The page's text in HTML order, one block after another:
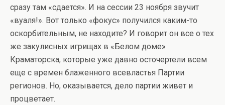
сразу там «сдается». И на сессии 23 ноября звучит
«вуаля!». Вот только «фокус» получился каким-то
оскорбительным, не находите? И говорит он все о тех
же закулисных игрищах в «Белом доме»
Краматорска, которые уже давно осточертели всем
еще с времен блаженного всевластья Партии
регионов. Но, оказывается, дело партии живет и
процветает.